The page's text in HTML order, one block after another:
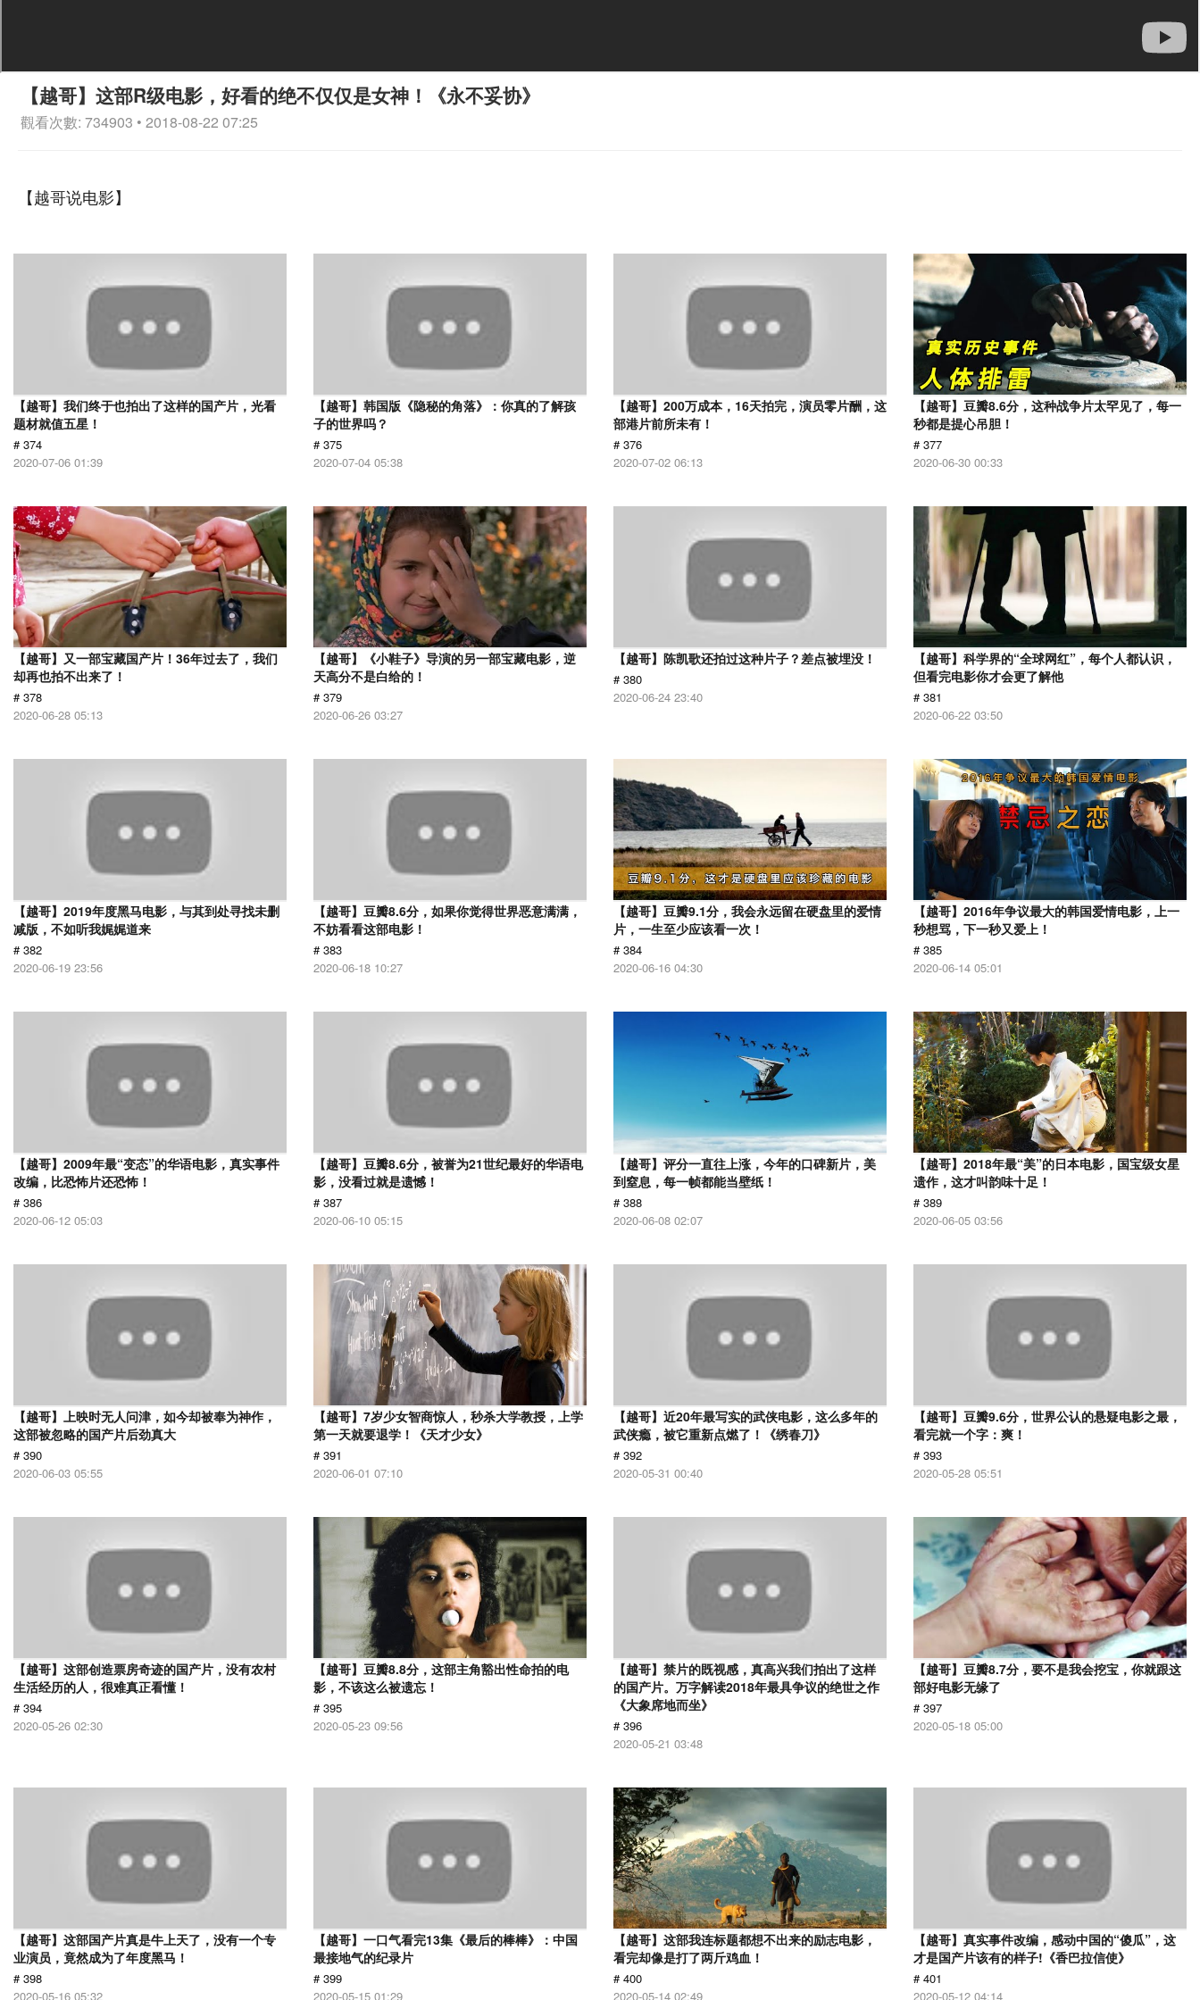
【越哥】这部R级电影，好看的绝不仅仅是女神！《永不妥协》
觀看次數: 734903 • 2018-08-22 07:25
【越哥说电影】
【越哥】我们终于也拍出了这样的国产片，光看
题材就值五星！
# 374
2020-07-06 01:39
【越哥】韩国版《隐秘的角落》：你真的了解孩
子的世界吗？
# 375
2020-07-04 05:38
【越哥】200万成本，16天拍完，演员零片酬，这
部港片前所未有！
# 376
2020-07-02 06:13
【越哥】豆瓣8.6分，这种战争片太罕见了，每一
秒都是提心吊胆！
# 377
2020-06-30 00:33
【越哥】又一部宝藏国产片！36年过去了，我们
却再也拍不出来了！
# 378
2020-06-28 05:13
【越哥】《小鞋子》导演的另一部宝藏电影，逆
天高分不是白给的！
# 379
2020-06-26 03:27
【越哥】陈凯歌还拍过这种片子？差点被埋没！
# 380
2020-06-24 23:40
【越哥】科学界的“全球网红”，每个人都认识，
但看完电影你才会更了解他
# 381
2020-06-22 03:50
【越哥】2019年度黑马电影，与其到处寻找未删
减版，不如听我娓娓道来
# 382
2020-06-19 23:56
【越哥】豆瓣8.6分，如果你觉得世界恶意满满，
不妨看看这部电影！
# 383
2020-06-18 10:27
【越哥】豆瓣9.1分，我会永远留在硬盘里的爱情
片，一生至少应该看一次！
# 384
2020-06-16 04:30
【越哥】2016年争议最大的韩国爱情电影，上一
秒想骂，下一秒又爱上！
# 385
2020-06-14 05:01
【越哥】2009年最“变态”的华语电影，真实事件
改编，比恐怖片还恐怖！
# 386
2020-06-12 05:03
【越哥】豆瓣8.6分，被誉为21世纪最好的华语电
影，没看过就是遗憾！
# 387
2020-06-10 05:15
【越哥】评分一直往上涨，今年的口碑新片，美
到窒息，每一帧都能当壁纸！
# 388
2020-06-08 02:07
【越哥】2018年最“美”的日本电影，国宝级女星
遗作，这才叫韵味十足！
# 389
2020-06-05 03:56
【越哥】上映时无人问津，如今却被奉为神作，
这部被忽略的国产片后劲真大
# 390
2020-06-03 05:55
【越哥】7岁少女智商惊人，秒杀大学教授，上学
第一天就要退学！《天才少女》
# 391
2020-06-01 07:10
【越哥】近20年最写实的武侠电影，这么多年的
武侠瘾，被它重新点燃了！《绣春刀》
# 392
2020-05-31 00:40
【越哥】豆瓣9.6分，世界公认的悬疑电影之最，
看完就一个字：爽！
# 393
2020-05-28 05:51
【越哥】这部创造票房奇迹的国产片，没有农村
生活经历的人，很难真正看懂！
# 394
2020-05-26 02:30
【越哥】豆瓣8.8分，这部主角豁出性命拍的电
影，不该这么被遗忘！
# 395
2020-05-23 09:56
【越哥】禁片的既视感，真高兴我们拍出了这样
的国产片。万字解读2018年最具争议的绝世之作
《大象席地而坐》
# 396
2020-05-21 03:48
【越哥】豆瓣8.7分，要不是我会挖宝，你就跟这
部好电影无缘了
# 397
2020-05-18 05:00
【越哥】这部国产片真是牛上天了，没有一个专
业演员，竟然成为了年度黑马！
# 398
2020-05-16 05:32
【越哥】一口气看完13集《最后的棒棒》：中国
最接地气的纪录片
# 399
2020-05-15 01:29
【越哥】这部我连标题都想不出来的励志电影，
看完却像是打了两斤鸡血！
# 400
2020-05-14 02:49
【越哥】真实事件改编，感动中国的“傻瓜”，这
才是国产片该有的样子!《香巴拉信使》
# 401
2020-05-12 04:14